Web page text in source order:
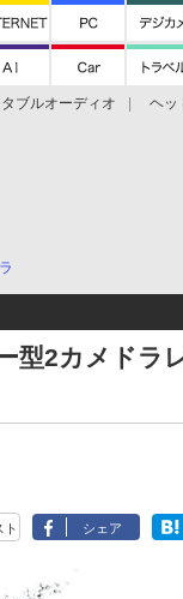
ブルオーディオ ヘッ
型2カメドラ
ト シェア